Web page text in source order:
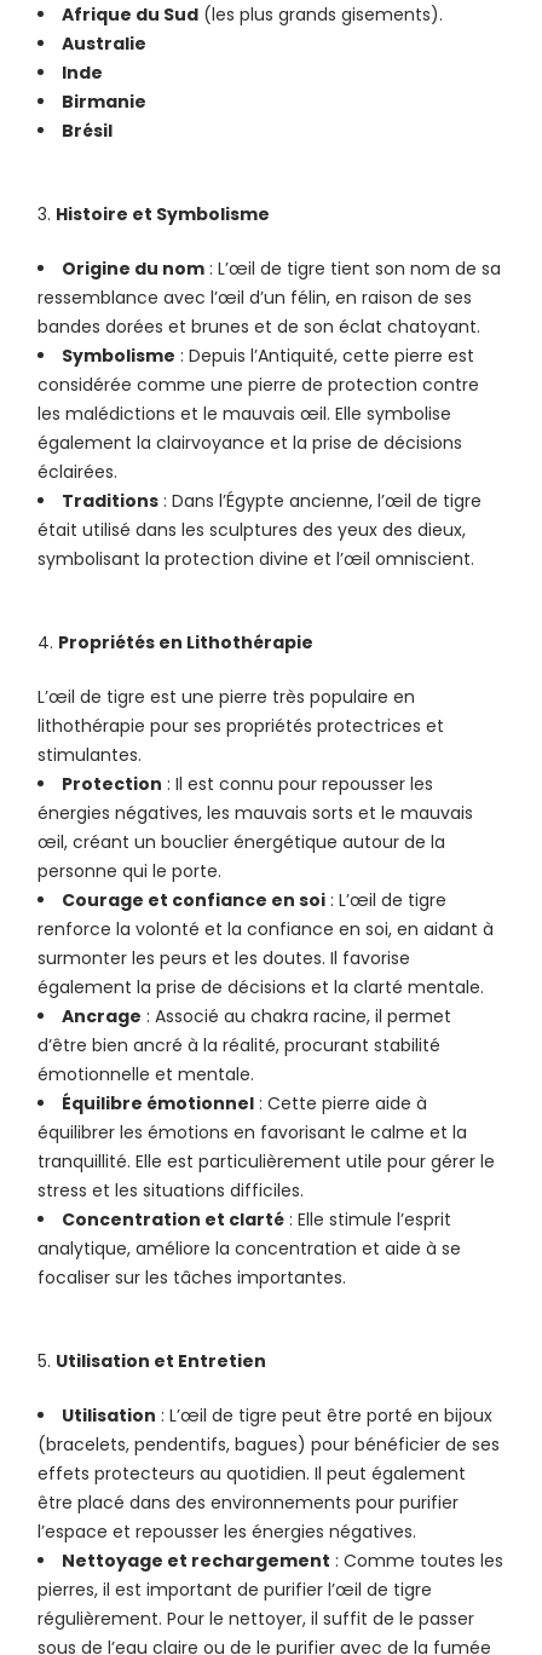
Afrique du Sud (les plus grands gisements).
Australie
Inde
Birmanie
Brésil
Histoire et Symbolisme
Origine du nom : L’œil de tigre tient son nom de sa
ressemblance avec l’œil d’un félin, en raison de ses
bandes dorées et brunes et de son éclat chatoyant.
Symbolisme : Depuis l’Antiquité, cette pierre est
considérée comme une pierre de protection contre
les malédictions et le mauvais œil. Elle symbolise
également la clairvoyance et la prise de décisions
éclairées.
Traditions : Dans l’Égypte ancienne, l’œil de tigre
était utilisé dans les sculptures des yeux des dieux,
symbolisant la protection divine et l’œil omniscient.
Propriétés en Lithothérapie
L’œil de tigre est une pierre très populaire en
lithothérapie pour ses propriétés protectrices et
stimulantes.
Protection : Il est connu pour repousser les
énergies négatives, les mauvais sorts et le mauvais
œil, créant un bouclier énergétique autour de la
personne qui le porte.
Courage et confiance en soi : L’œil de tigre
renforce la volonté et la confiance en soi, en aidant à
surmonter les peurs et les doutes. Il favorise
également la prise de décisions et la clarté mentale.
Ancrage : Associé au chakra racine, il permet
d’être bien ancré à la réalité, procurant stabilité
émotionnelle et mentale.
Équilibre émotionnel : Cette pierre aide à
équilibrer les émotions en favorisant le calme et la
tranquillité. Elle est particulièrement utile pour gérer le
stress et les situations difficiles.
Concentration et clarté : Elle stimule l’esprit
analytique, améliore la concentration et aide à se
focaliser sur les tâches importantes.
Utilisation et Entretien
Utilisation : L’œil de tigre peut être porté en bijoux
(bracelets, pendentifs, bagues) pour bénéficier de ses
effets protecteurs au quotidien. Il peut également
être placé dans des environnements pour purifier
l’espace et repousser les énergies négatives.
Nettoyage et rechargement : Comme toutes les
pierres, il est important de purifier l’œil de tigre
régulièrement. Pour le nettoyer, il suffit de le passer
sous de l’eau claire ou de le purifier avec de la fumée